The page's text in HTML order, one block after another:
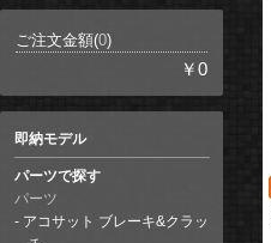
ご注文金額(0)
￥0
即納モデル
パーツで探す
パーツ
アコサット ブレーキ&クラッ